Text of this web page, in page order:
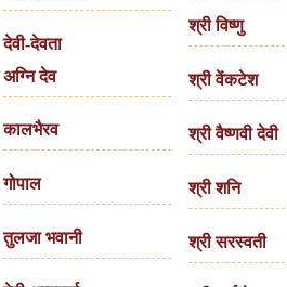
देवी-देवता
अग्नि देव
कालभैरव
गोपाल
तुलजा भवानी
श्री विष्णु
श्री वेंकटेश
श्री वैष्णवी देवी
श्री शनि
श्री सरस्वती